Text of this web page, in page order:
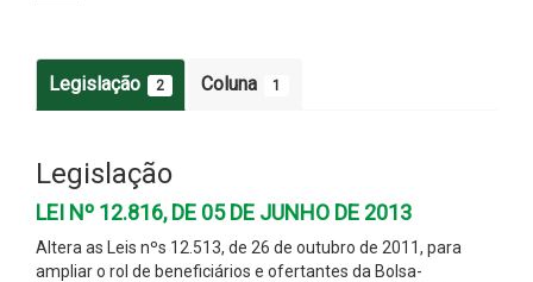
Legislação 2 Coluna 1
Legislação
LEI Nº 12.816, DE 05 DE JUNHO DE 2013
Altera as Leis nºs 12.513, de 26 de outubro de 2011, para
ampliar o rol de beneficiários e ofertantes da Bolsa-